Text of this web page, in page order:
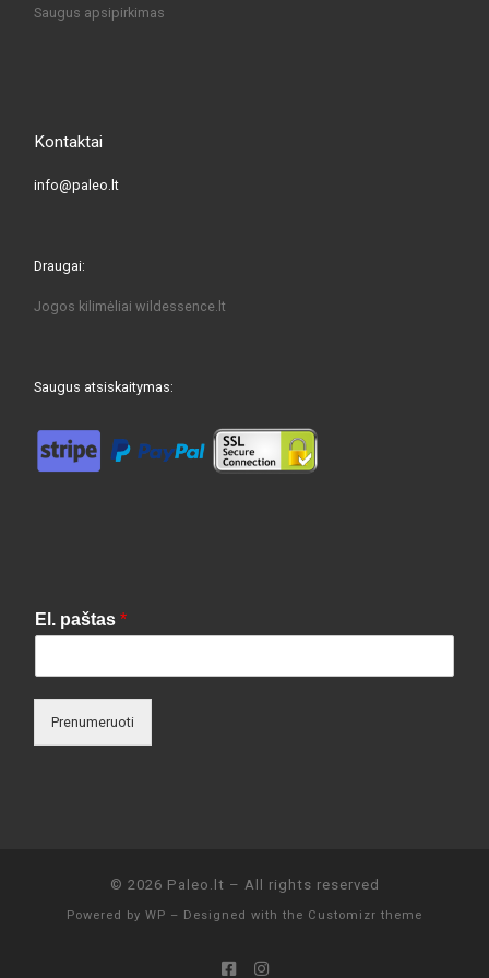
Saugus apsipirkimas
Kontaktai
info@paleo.lt
Draugai:
Jogos kilimėliai wildessence.lt
Saugus atsiskaitymas:
El. paštas *
Prenumeruoti
© 2026 Paleo.lt – All rights reserved
Powered by WP – Designed with the Customizr theme